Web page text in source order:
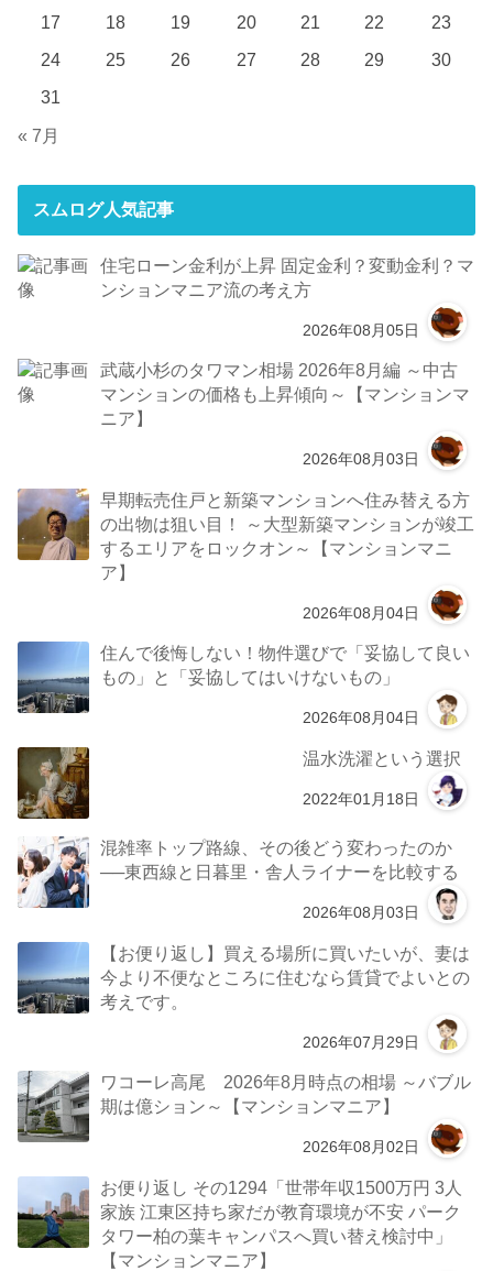
17
18 19 20 21 22
23
24
25 26 27 28 29
30
31
« 7月
スムログ人気記事
住宅ローン金利が上昇 固定金利？変動金利？マ
ンションマニア流の考え方
2026年08月05日
武蔵小杉のタワマン相場 2026年8月編 ～中古
マンションの価格も上昇傾向～【マンションマ
ニア】
2026年08月03日
早期転売住戸と新築マンションへ住み替える方
の出物は狙い目！ ～大型新築マンションが竣工
するエリアをロックオン～【マンションマニ
ア】
2026年08月04日
住んで後悔しない！物件選びで「妥協して良い
もの」と「妥協してはいけないもの」
2026年08月04日
温水洗濯という選択
2022年01月18日
混雑率トップ路線、その後どう変わったのか
──東西線と日暮里・舎人ライナーを比較する
2026年08月03日
【お便り返し】買える場所に買いたいが、妻は
今より不便なところに住むなら賃貸でよいとの
考えです。
2026年07月29日
ワコーレ高尾 2026年8月時点の相場 ～バブル
期は億ション～【マンションマニア】
2026年08月02日
お便り返し その1294「世帯年収1500万円 3人
家族 江東区持ち家だが教育環境が不安 パーク
タワー柏の葉キャンパスへ買い替え検討中」
【マンションマニア】